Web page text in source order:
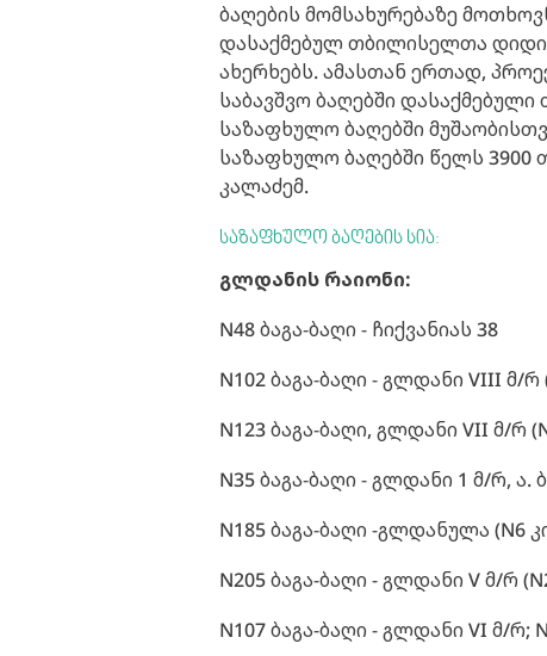
ბაღების მომსახურებაზე
დასაქმებულ თბილისელთა დიდი
ახერხებს. ამასთან ერთად,
საბავშვო ბაღებში
საზაფხულო ბაღებში
საზაფხულო ბაღებში წელს 3900
კალაძემ.
საზაფხულო ბაღების სია:
გლდანის რაიონი:
N48 ბაგა-ბაღი - ჩიქვანიას 38
N102 ბაგა-ბაღი - გლდანი VIII მ/
N123 ბაგა-ბაღი, გლდანი VII მ/რ
N35 ბაგა-ბაღი - გლდანი 1 მ/რ, ა.
N185 ბაგა-ბაღი -გლდანულა (N6
N205 ბაგა-ბაღი - გლდანი V მ/რ
N107 ბაგა-ბაღი - გლდანი VI მ/რ;